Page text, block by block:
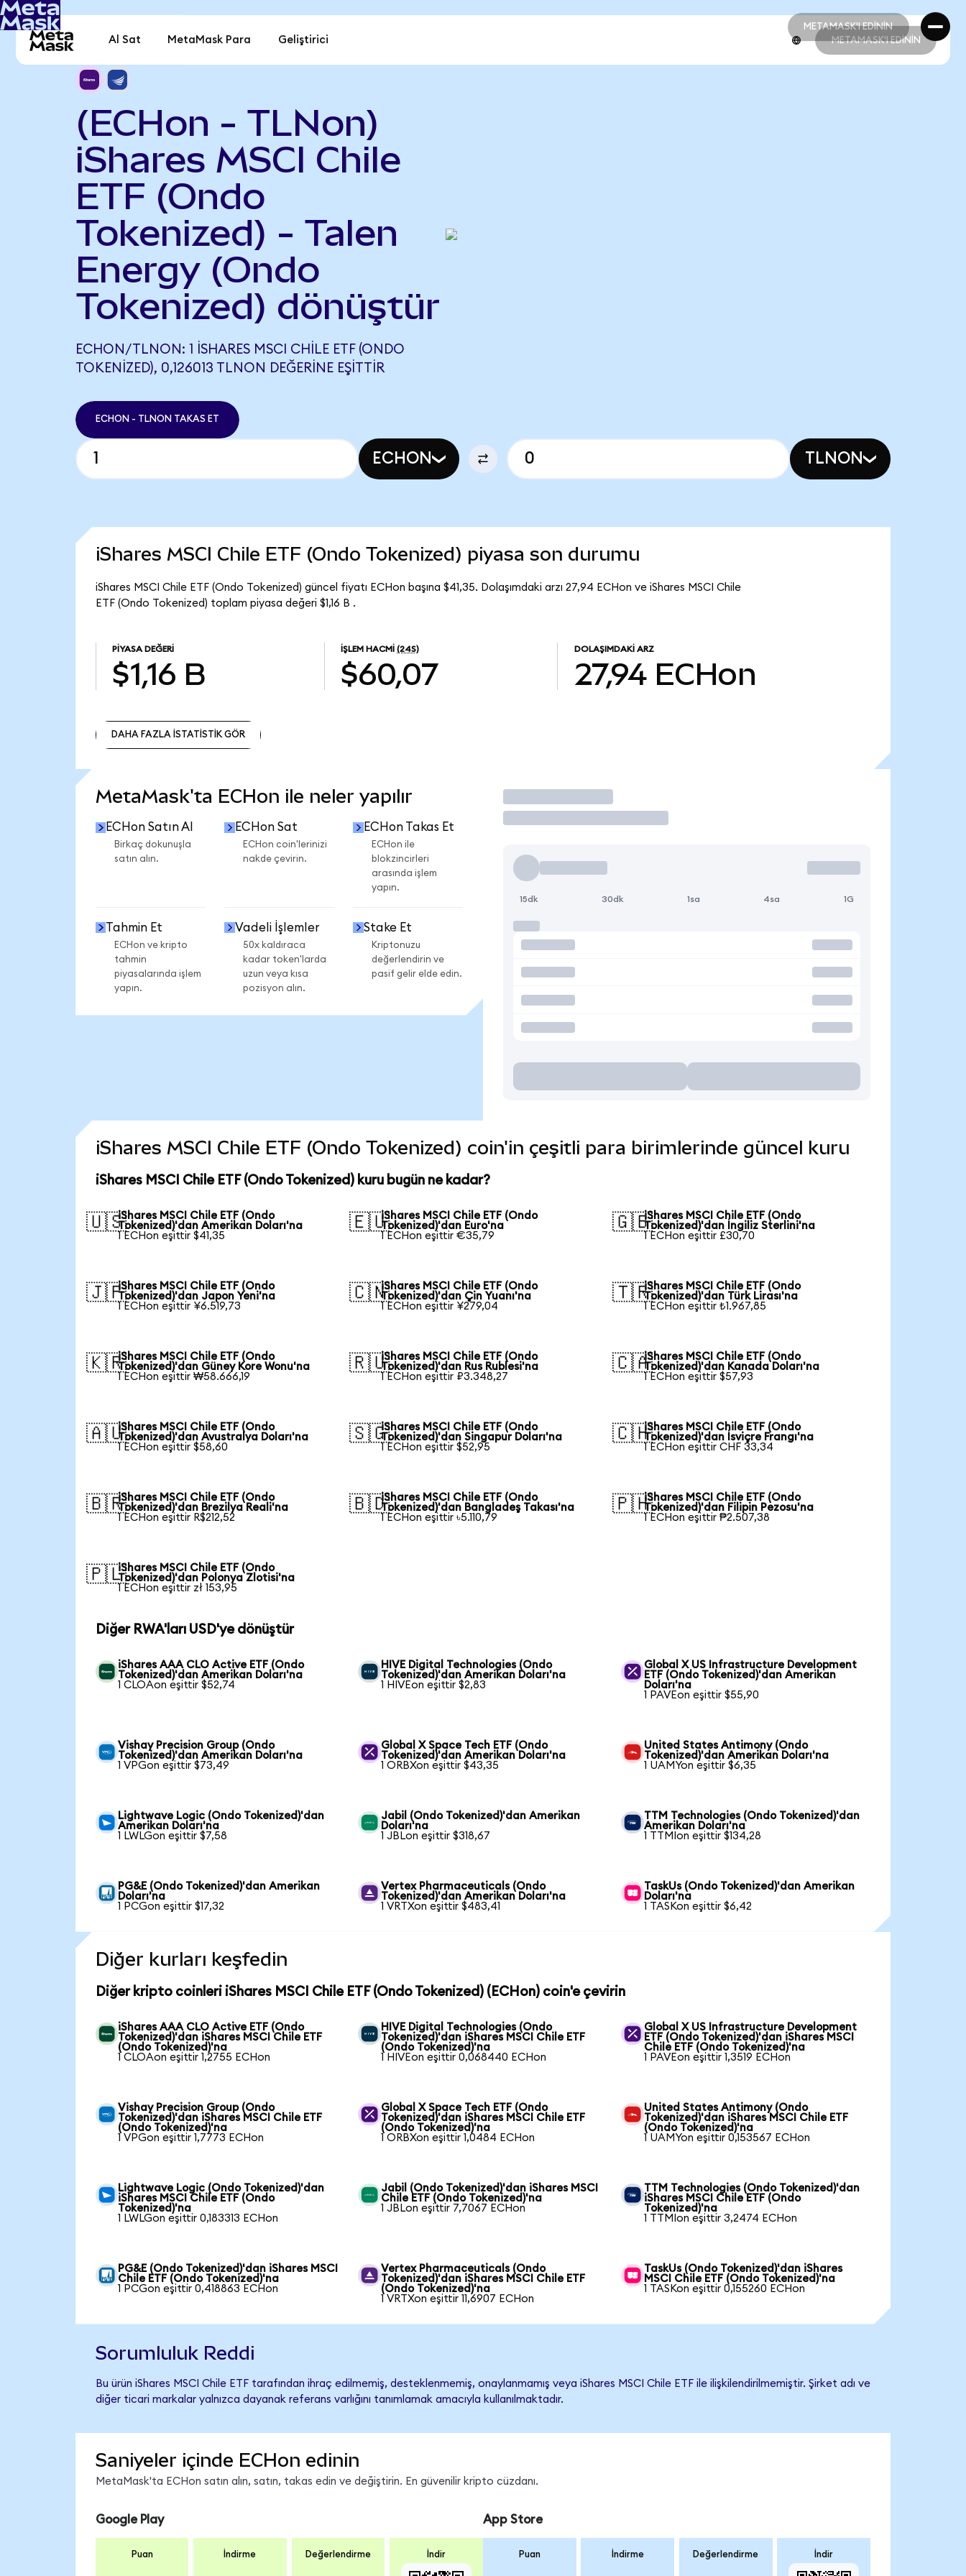
METAMASK'I EDİNİN
METAMASK'I EDİNİN
Al Sat MetaMask Para Geliştirici METAMASK'I EDİNİN
(ECHon - TLNon)
iShares MSCI Chile
ETF (Ondo
Tokenized) - Talen
Energy (Ondo
Tokenized) dönüştür
ECHON/TLNON: 1 ISHARES MSCI CHILE ETF (ONDO
TOKENIZED), 0,126013 TLNON DEĞERINE EŞITTIR
ECHON - TLNON TAKAS ET
ECHON TLNON
iShares MSCI Chile ETF (Ondo Tokenized) piyasa son durumu
iShares MSCI Chile ETF (Ondo Tokenized) güncel fiyatı ECHon başına $41,35. Dolaşımdaki arzı 27,94 ECHon ve iShares MSCI Chile
ETF (Ondo Tokenized) toplam piyasa değeri $1,16 B .
PIYASA DEĞERI
$1,16 B
İŞLEM HACMI (24S)
$60,07
DOLAŞIMDAKI ARZ
27,94 ECHon
DAHA FAZLA İSTATİSTİK GÖR
MetaMask'ta ECHon ile neler yapılır
ECHon Satın Al
Birkaç dokunuşla
satın alın.
ECHon Sat
ECHon coin'lerinizi
nakde çevirin.
ECHon Takas Et
ECHon ile
blokzincirleri
arasında işlem
yapın.
Tahmin Et
ECHon ve kripto
tahmin
piyasalarında işlem
yapın.
Vadeli İşlemler
50x kaldıraca
kadar token'larda
uzun veya kısa
pozisyon alın.
Stake Et
Kriptonuzu
değerlendirin ve
pasif gelir elde edin.
İşlem Yap
15dk 30dk 1sa 4sa 1G
iShares MSCI Chile ETF (Ondo Tokenized) coin'in çeşitli para birimlerinde güncel kuru
iShares MSCI Chile ETF (Ondo Tokenized) kuru bugün ne kadar?
🇺🇸iShares MSCI Chile ETF (Ondo
Tokenized)'dan Amerikan Doları'na
1 ECHon eşittir $41,35
🇪🇺iShares MSCI Chile ETF (Ondo
Tokenized)'dan Euro'na
1 ECHon eşittir €35,79
🇬🇧iShares MSCI Chile ETF (Ondo
Tokenized)'dan İngiliz Sterlini'na
1 ECHon eşittir £30,70
🇯🇵iShares MSCI Chile ETF (Ondo
Tokenized)'dan Japon Yeni'na
1 ECHon eşittir ¥6.519,73
🇨🇳iShares MSCI Chile ETF (Ondo
Tokenized)'dan Çin Yuanı'na
1 ECHon eşittir ¥279,04
🇹🇷iShares MSCI Chile ETF (Ondo
Tokenized)'dan Türk Lirası'na
1 ECHon eşittir ₺1.967,85
🇰🇷iShares MSCI Chile ETF (Ondo
Tokenized)'dan Güney Kore Wonu'na
1 ECHon eşittir ₩58.666,19
🇷🇺iShares MSCI Chile ETF (Ondo
Tokenized)'dan Rus Rublesi'na
1 ECHon eşittir ₽3.348,27
🇨🇦iShares MSCI Chile ETF (Ondo
Tokenized)'dan Kanada Doları'na
1 ECHon eşittir $57,93
🇦🇺iShares MSCI Chile ETF (Ondo
Tokenized)'dan Avustralya Doları'na
1 ECHon eşittir $58,60
🇸🇬iShares MSCI Chile ETF (Ondo
Tokenized)'dan Singapur Doları'na
1 ECHon eşittir $52,95
🇨🇭iShares MSCI Chile ETF (Ondo
Tokenized)'dan İsviçre Frangı'na
1 ECHon eşittir CHF 33,34
🇧🇷iShares MSCI Chile ETF (Ondo
Tokenized)'dan Brezilya Reali'na
1 ECHon eşittir R$212,52
🇧🇩iShares MSCI Chile ETF (Ondo
Tokenized)'dan Bangladeş Takası'na
1 ECHon eşittir ৳5.110,79
🇵🇭iShares MSCI Chile ETF (Ondo
Tokenized)'dan Filipin Pezosu'na
1 ECHon eşittir ₱2.507,38
🇵🇱iShares MSCI Chile ETF (Ondo
Tokenized)'dan Polonya Zlotisi'na
1 ECHon eşittir zł 153,95
Diğer RWA'ları USD'ye dönüştür
iShares AAA CLO Active ETF (Ondo
Tokenized)'dan Amerikan Doları'na
1 CLOAon eşittir $52,74
HIVE Digital Technologies (Ondo
Tokenized)'dan Amerikan Doları'na
1 HIVEon eşittir $2,83
Global X US Infrastructure Development
ETF (Ondo Tokenized)'dan Amerikan
Doları'na
1 PAVEon eşittir $55,90
Vishay Precision Group (Ondo
Tokenized)'dan Amerikan Doları'na
1 VPGon eşittir $73,49
Global X Space Tech ETF (Ondo
Tokenized)'dan Amerikan Doları'na
1 ORBXon eşittir $43,35
United States Antimony (Ondo
Tokenized)'dan Amerikan Doları'na
1 UAMYon eşittir $6,35
Lightwave Logic (Ondo Tokenized)'dan
Amerikan Doları'na
1 LWLGon eşittir $7,58
Jabil (Ondo Tokenized)'dan Amerikan
Doları'na
1 JBLon eşittir $318,67
TTM Technologies (Ondo Tokenized)'dan
Amerikan Doları'na
1 TTMIon eşittir $134,28
PG&E (Ondo Tokenized)'dan Amerikan
Doları'na
1 PCGon eşittir $17,32
Vertex Pharmaceuticals (Ondo
Tokenized)'dan Amerikan Doları'na
1 VRTXon eşittir $483,41
TaskUs (Ondo Tokenized)'dan Amerikan
Doları'na
1 TASKon eşittir $6,42
Diğer kurları keşfedin
Diğer kripto coinleri iShares MSCI Chile ETF (Ondo Tokenized) (ECHon) coin'e çevirin
iShares AAA CLO Active ETF (Ondo
Tokenized)'dan iShares MSCI Chile ETF
(Ondo Tokenized)'na
1 CLOAon eşittir 1,2755 ECHon
HIVE Digital Technologies (Ondo
Tokenized)'dan iShares MSCI Chile ETF
(Ondo Tokenized)'na
1 HIVEon eşittir 0,068440 ECHon
Global X US Infrastructure Development
ETF (Ondo Tokenized)'dan iShares MSCI
Chile ETF (Ondo Tokenized)'na
1 PAVEon eşittir 1,3519 ECHon
Vishay Precision Group (Ondo
Tokenized)'dan iShares MSCI Chile ETF
(Ondo Tokenized)'na
1 VPGon eşittir 1,7773 ECHon
Global X Space Tech ETF (Ondo
Tokenized)'dan iShares MSCI Chile ETF
(Ondo Tokenized)'na
1 ORBXon eşittir 1,0484 ECHon
United States Antimony (Ondo
Tokenized)'dan iShares MSCI Chile ETF
(Ondo Tokenized)'na
1 UAMYon eşittir 0,153567 ECHon
Lightwave Logic (Ondo Tokenized)'dan
iShares MSCI Chile ETF (Ondo
Tokenized)'na
1 LWLGon eşittir 0,183313 ECHon
Jabil (Ondo Tokenized)'dan iShares MSCI
Chile ETF (Ondo Tokenized)'na
1 JBLon eşittir 7,7067 ECHon
TTM Technologies (Ondo Tokenized)'dan
iShares MSCI Chile ETF (Ondo
Tokenized)'na
1 TTMIon eşittir 3,2474 ECHon
PG&E (Ondo Tokenized)'dan iShares MSCI
Chile ETF (Ondo Tokenized)'na
1 PCGon eşittir 0,418863 ECHon
Vertex Pharmaceuticals (Ondo
Tokenized)'dan iShares MSCI Chile ETF
(Ondo Tokenized)'na
1 VRTXon eşittir 11,6907 ECHon
TaskUs (Ondo Tokenized)'dan iShares
MSCI Chile ETF (Ondo Tokenized)'na
1 TASKon eşittir 0,155260 ECHon
Sorumluluk Reddi
Bu ürün iShares MSCI Chile ETF tarafından ihraç edilmemiş, desteklenmemiş, onaylanmamış veya iShares MSCI Chile ETF ile ilişkilendirilmemiştir. Şirket adı ve
diğer ticari markalar yalnızca dayanak referans varlığını tanımlamak amacıyla kullanılmaktadır.
Saniyeler içinde ECHon edinin
MetaMask'ta ECHon satın alın, satın, takas edin ve değiştirin. En güvenilir kripto cüzdanı.
Google Play
Puan İndirme Değerlendirme İndir
App Store
Puan İndirme Değerlendirme İndir